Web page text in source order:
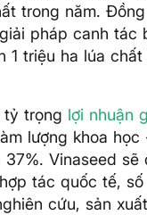
trong năm.
pháp canh tác
1 triệu ha lúa chất
tỷ trọng lợi nhuận
lượng khoa
Vinaseed sẽ
tác quốc tế,
cứu, sản